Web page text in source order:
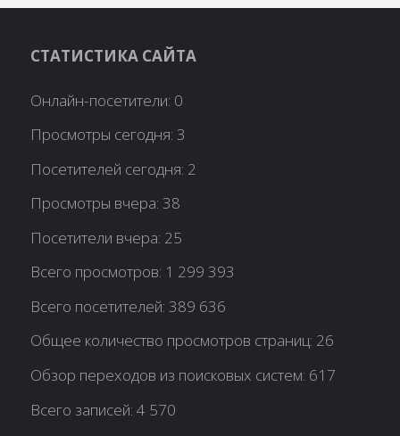
СТАТИСТИКА САЙТА
Онлайн-посетители: 0
Просмотры сегодня:3
Посетителей сегодня: 2
Просмотры вчера:38
Посетители вчера: 25
Всего просмотров: 1 299 393
Всего посетителей:389 636
Общее количество просмотров страниц: 26
Обзор переходов из поисковых систем: 617
Всего записей:4 570